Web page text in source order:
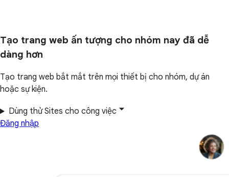
Tạo trang web ấn tượng cho nhóm nay đã dễ
dàng hơn
Tạo trang web bắt mắt trên mọi thiết bị cho nhóm, dự án
hoặc sự kiện.
Dùng thử Sites cho công việc
Đăng nhập